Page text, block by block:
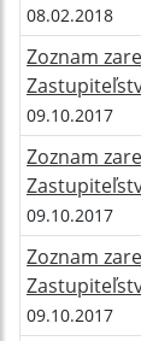
08.02.2018
Zoznam
09.10.2017
Zoznam
09.10.2017
Zoznam
09.10.2017